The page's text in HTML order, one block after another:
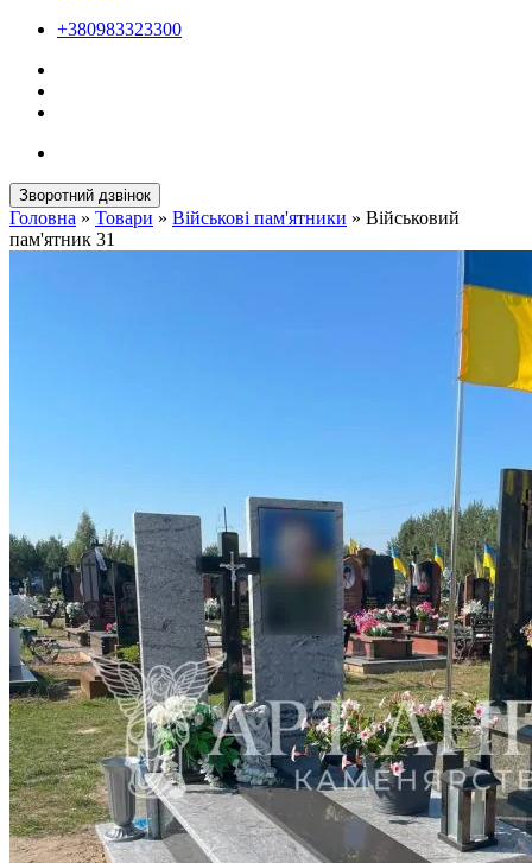
+380983323300
Зворотний дзвінок
Головна » Товари » Військові пам'ятники » Військовий
пам'ятник 31